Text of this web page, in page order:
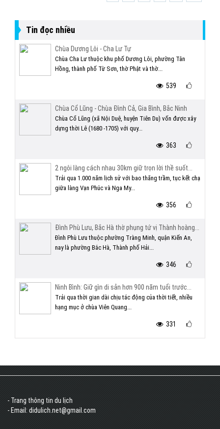
Tin đọc nhiều
Chùa Dương Lôi - Cha Lư Tự
Chùa Cha Lư thuộc khu phố Dương Lôi, phường Tân
Hồng, thành phố Từ Sơn, thờ Phật và thờ...
539
Chùa Cổ Lũng - Chùa Đình Cả, Gia Bình, Bắc Ninh
Chùa Cổ Lũng (xã Nội Duệ, huyện Tiên Du) vốn được xây
dựng thời Lê (1680 -1705) với quy...
363
2 ngôi làng cách nhau 30km giữ trọn lời thề suốt...
Trải qua 1.000 năm lịch sử với bao thăng trầm, tục kết chạ
giữa làng Vạn Phúc và Nga My...
356
Đình Phù Lưu, Bắc Hà thờ phụng tứ vị Thành hoàng...
Đình Phù Lưu thuộc phường Tràng Minh, quận Kiến An,
nay là phường Bắc Hà, Thành phố Hải...
346
Ninh Bình: Giữ gìn di sản hơn 900 năm tuổi trước...
Trải qua thời gian dài chịu tác động của thời tiết, nhiều
hạng mục ở chùa Viên Quang...
331
- Trang thông tin du lịch
- Email: didulich.net@gmail.com